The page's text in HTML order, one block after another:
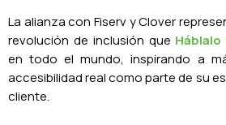
La alianza con Fiserv y Clover
revolución de inclusión que
en todo el mundo, inspirando a
accesibilidad real como parte de su
cliente.